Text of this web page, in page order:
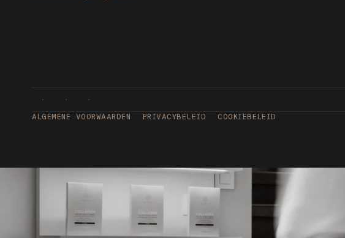
ALGEMENE VOORWAARDEN PRIVACYBELEID COOKIEBELEID